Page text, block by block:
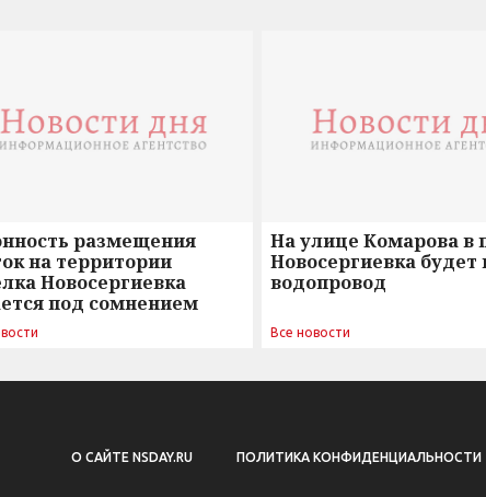
размещения
на территории
Новосергиевка
под сомнением
На улице Комарова в
Новосергиевка
водопровод
Все новости
О САЙТЕ NSDAY.RU ПОЛИТИКА КОНФИДЕНЦИАЛЬНОСТИ